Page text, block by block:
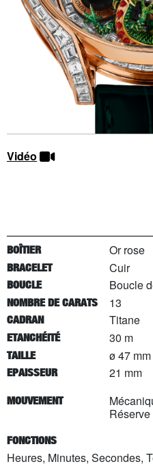
Vidéo
BOÎTIER Or rose
BRACELET Cuir
BOUCLE Boucle
NOMBRE DE CARATS 13
CADRAN Titane
ETANCHÉITÉ 30 m
TAILLE ø 47 mm
EPAISSEUR 21 mm
MOUVEMENT
FONCTIONS
Heures, Minutes, Secondes,